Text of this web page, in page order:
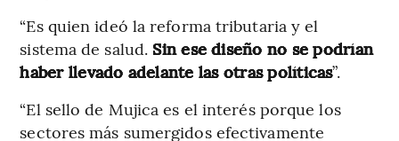
“Es quien ideó la reforma tributaria y el
sistema de salud. Sin ese diseño no se podrían
haber llevado adelante las otras políticas”.
“El sello de Mujica es el interés porque los
sectores más sumergidos efectivamente